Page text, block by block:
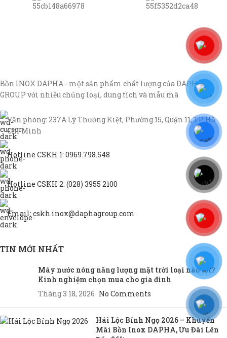
Bồn INOX DAPHA - một sản phẩm chất lượng của DAPHA
GROUP với nhiều chủng loại, dung tích và mẫu mã
Văn phòng: 237A Lý Thường Kiệt, Phường 15, Quận 11, TP Hồ
Chí Minh
Hotline CSKH 1: 0969.798.548
Hotline CSKH 2: (028) 3955 2100
Email: cskh.inox@daphagroup.com
TIN MỚI NHẤT
Máy nước nóng năng lượng mặt trời loại nào tốt?
Kinh nghiệm chọn mua cho gia đình
Tháng 3 18, 2026 No Comments
Hái Lộc Bính Ngọ 2026 – Khuyến
Mãi Bồn Inox DAPHA, Ưu Đãi Lên